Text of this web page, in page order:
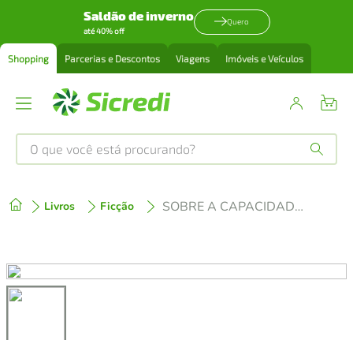
Saldão de inverno
até 40% off
Quero
Shopping Parcerias e Descontos Viagens Imóveis e Veículos
O que você está procurando?
Livros Ficção SOBRE A CAPACIDADE DE AMAR E OUTROS ASSUNTOS POÉTICOS
2º cafeteira